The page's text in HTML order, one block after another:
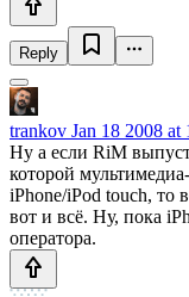
Reply
trankov Jan 18 2008 at
Ну а если RiM
которой
iPhone/iPod touch, то
вот и всё. Ну, пока
оператора.